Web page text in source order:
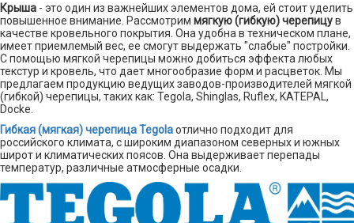
Крыша - это один из важнейших элементов дома, ей стоит уделить
повышенное внимание. Рассмотрим мягкую (гибкую) черепицув
качестве кровельного покрытия. Она удобна в техническом плане,
имеет приемлемый вес, ее смогут выдержать "слабые" постройки.
С помощью мягкой черепицы можно добиться эффекта любых
текстур и кровель, что дает многообразие форм и расцветок. Мы
предлагаем продукцию ведущих заводов-производителей мягкой
(гибкой) черепицы, таких как: Tegola, Shinglas, Ruflex, KATEPAL,
Docke.
Гибкая (мягкая) черепица Tegolaотлично подходит для
российского климата, с широким диапазоном северных и южных
широт и климатических поясов. Она выдерживает перепады
температур, различные атмосферные осадки.